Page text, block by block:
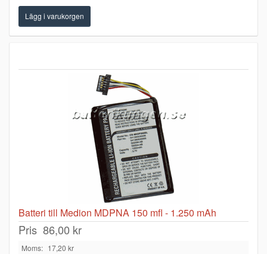
Batteri till Medion MDPNA 150 mfl - 1.250 mAh
Pris 86,00 kr
Moms: 17,20 kr